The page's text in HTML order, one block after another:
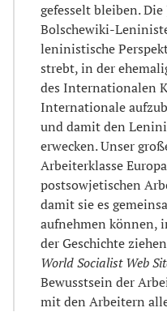
gefesselt bleiben. Die
Bolschewiki-
leninistische
strebt, in der
des Internationalen
Internationale
und damit den
erwecken. Unser
Arbeiterklasse
postsowjetischen
damit sie es
aufnehmen können,
der Geschichte
World Socialist Web
Bewusstsein der
mit den Arbeitern